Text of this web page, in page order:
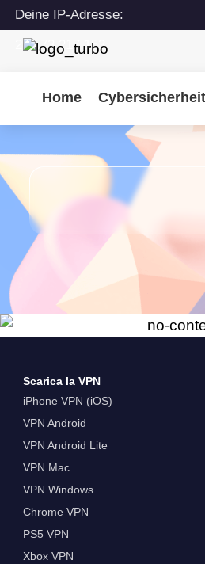
Deine IP-Adresse:
216.73.217.153
Home Cybersicherheit
Scarica la VPN
iPhone VPN (iOS)
VPN Android
VPN Android Lite
VPN Mac
VPN Windows
Chrome VPN
PS5 VPN
Xbox VPN